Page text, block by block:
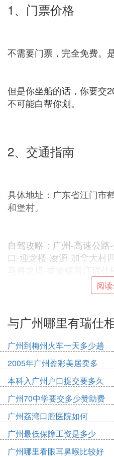
1、门票价格
不需要门票，完全免费。
但是你坐船的话，你要交
不可能白帮你划。
2、交通指南
具体地址：广东省江门市
和堡村。
自驾攻略：广州-高速公
口-迎龙楼-凌源-加拿大村
镇-赤水镇日升楼、永云
3、景区特色
有无数的柔情，就像世界
阳光的柔和中，经历万千
和孩子，在这里度过一个
能要求地球上任何美丽的
阅
与广州哪里有瑞仕
广州到梅州火车一天多少趟
2005年广州盈彩美居卖多
少钱
本科入广州户口提交要多久
广州70中学要交多少赞助费
广州荔湾口腔医院如何
广州最低保障工资是多少
2020
广州哪里看眼耳鼻喉比较好